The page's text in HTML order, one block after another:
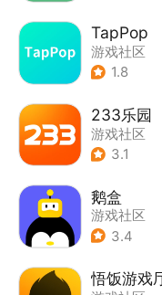
TapPop
游戏社区
1.8
233乐园
游戏社区
3.1
鹅盒
游戏社区
3.4
悟饭游戏